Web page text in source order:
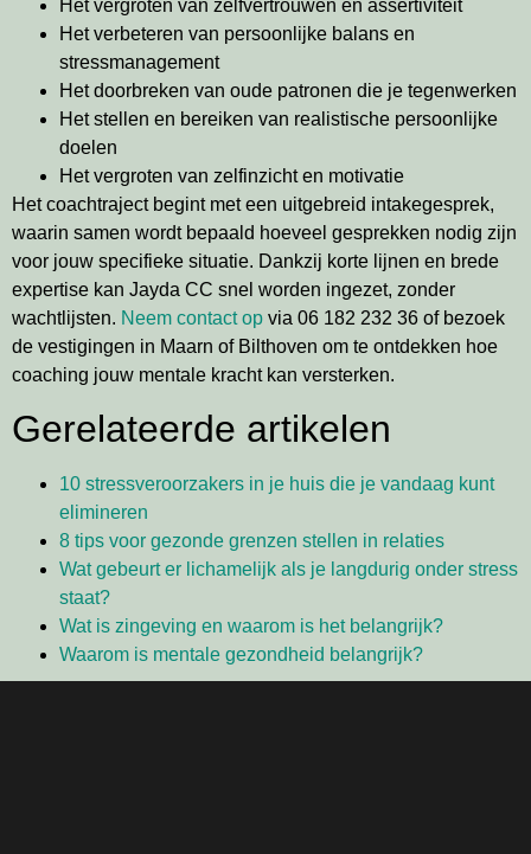
Het vergroten van zelfvertrouwen en assertiviteit
Het verbeteren van persoonlijke balans en
stressmanagement
Het doorbreken van oude patronen die je tegenwerken
Het stellen en bereiken van realistische persoonlijke
doelen
Het vergroten van zelfinzicht en motivatie
Het coachtraject begint met een uitgebreid intakegesprek,
waarin samen wordt bepaald hoeveel gesprekken nodig zijn
voor jouw specifieke situatie. Dankzij korte lijnen en brede
expertise kan Jayda CC snel worden ingezet, zonder
wachtlijsten. Neem contact op via 06 182 232 36 of bezoek
de vestigingen in Maarn of Bilthoven om te ontdekken hoe
coaching jouw mentale kracht kan versterken.
Gerelateerde artikelen
10 stressveroorzakers in je huis die je vandaag kunt
elimineren
8 tips voor gezonde grenzen stellen in relaties
Wat gebeurt er lichamelijk als je langdurig onder stress
staat?
Wat is zingeving en waarom is het belangrijk?
Waarom is mentale gezondheid belangrijk?